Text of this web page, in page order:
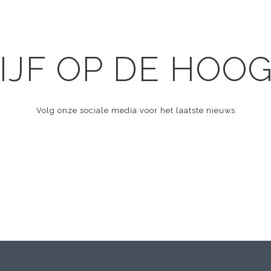
OP DE
Volg onze sociale media voor het laatste nieuws